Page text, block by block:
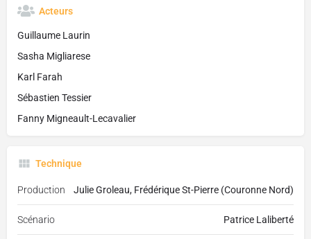
Acteurs
Guillaume Laurin
Sasha Migliarese
Karl Farah
Sébastien Tessier
Fanny Migneault-Lecavalier
Technique
Production Julie Groleau, Frédérique St-Pierre (Couronne Nord)
Scénario Patrice Laliberté